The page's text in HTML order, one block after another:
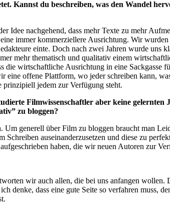
Kannst du beschreiben, was den Wandel
nachgehend, dass mehr Texte zu mehr
immer kommerziellere Ausrichtung. Wir
einte. Doch nach zwei Jahren wurde uns
mehr thematisch und qualitativ einem
wirtschaftliche Ausrichtung in eine Sackgasse
eine offene Plattform, wo jeder schreiben kann,
jedem zur Verfügung steht.
Filmwissenschaftler aber keine
zu bloggen?
generell über Film zu bloggen braucht man
auseinanderzusetzen und diese zu
haben, die wir neuen Autoren zur
wir auch allen, die bei uns anfangen
denke, dass eine gute Seite so verfahren muss,